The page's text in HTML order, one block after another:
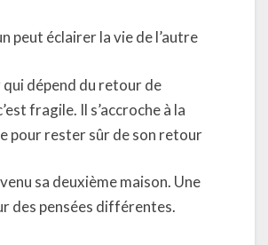
peut éclairer la vie de l’autre
qui dépend du retour de
fragile. Il s’accroche à la
pour rester sûr de son retour
sa deuxième maison. Une
des pensées différentes.